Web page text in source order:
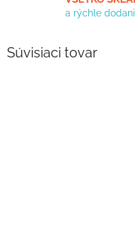
a rýchle
Súvisiaci tovar